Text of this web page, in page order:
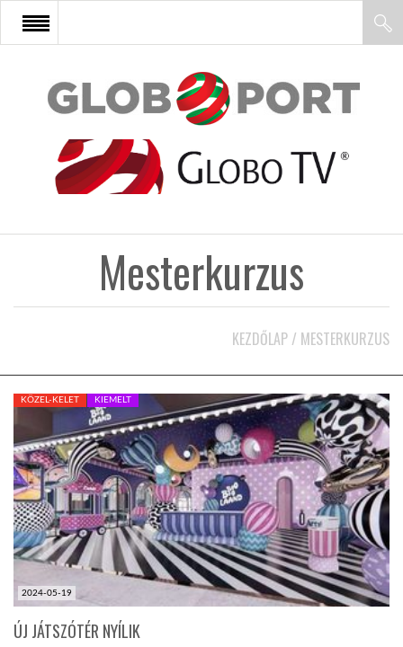
FŐOLDAL
AFRIKA
KÖZEL-KELET
AUSZTRÁLIA
A VILÁG ITTHON
Mesterkurzus
KEZDŐLAP / MESTERKURZUS
2024-05-19
KÖZEL-KELET KIEMELT
ÚJ JÁTSZÓTÉR NYÍLIK